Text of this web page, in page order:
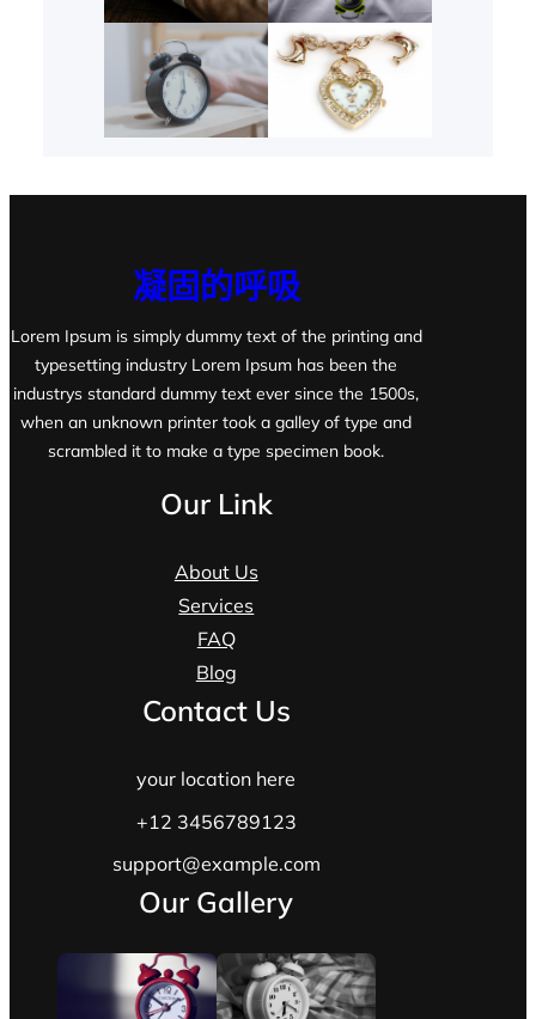
凝固的呼吸
Lorem Ipsum is simply dummy text of the printing and
typesetting industry Lorem Ipsum has been the
industrys standard dummy text ever since the 1500s,
when an unknown printer took a galley of type and
scrambled it to make a type specimen book.
Our Link
About Us
Services
FAQ
Blog
Contact Us
your location here
+12 3456789123
support@example.com
Our Gallery